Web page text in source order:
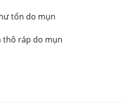
tổn do mụn
thô ráp do mụn